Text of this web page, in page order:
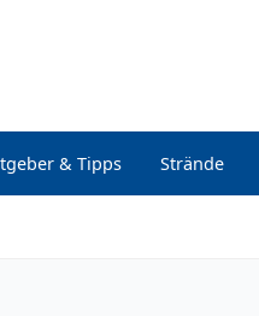
& Tipps Strände